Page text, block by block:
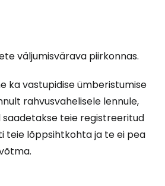
väljumisvärava piirkonnas.
ka vastupidise ümberistumise
rahvusvahelisele lennule,
saadetakse teie registreeritud
teie lõppsihtkohta ja te ei pea